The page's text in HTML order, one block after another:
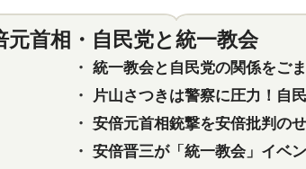
元首相・自民党と統一教会
・ 統一教会と自民党の関係をごまかすメディア…民放
・
片山さつきは警察に圧力！自民党が隠したい安倍
・ 安倍元首相銃撃を安倍批判のせいにして「言論封
・ 安倍晋三が「統一教会」イベントでトランプと演